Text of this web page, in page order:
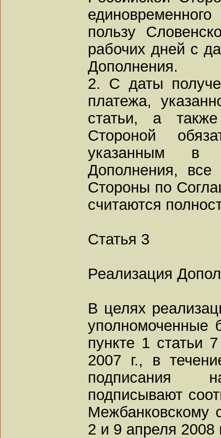
пользу
рабочих дней с
Дополнения.
2. С даты
платежа,
статьи, а
Стороной
указанным в
Дополнения, все
Стороны по
считаются
Статья 3
Реализация
В целях
уполномоченные
пункте 1 статьи
2007 г., в
подписания
подписывают
Межбанковскому
2 и 9 апреля 2008